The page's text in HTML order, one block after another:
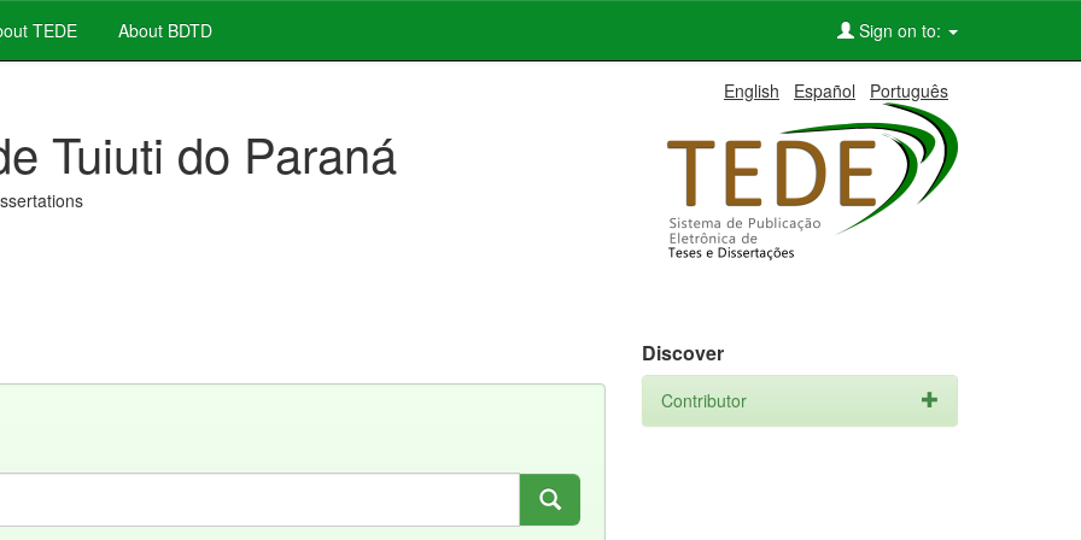
TEDE About BDTD Sign on to:
English Español Português
Tuiuti do Paraná
Discover
Contributor